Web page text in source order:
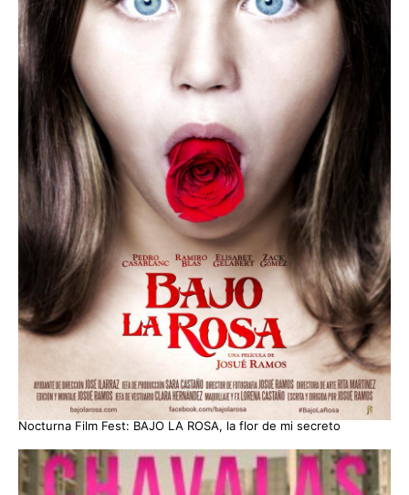
Nocturna Film Fest: BAJO LA ROSA, la flor de mi secreto